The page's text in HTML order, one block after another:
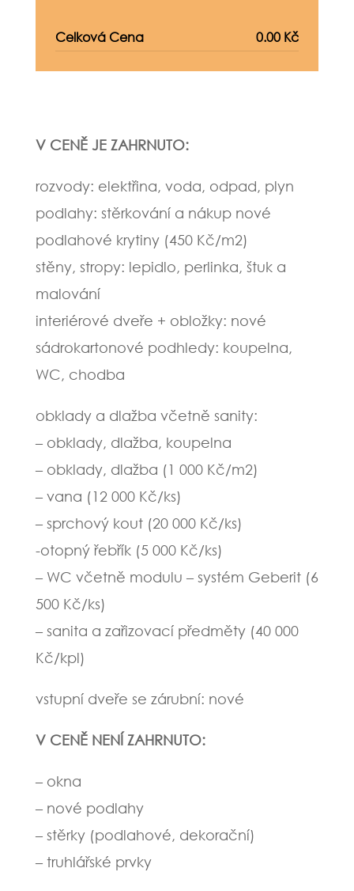
Celková Cena 0.00 Kč
V CENĚ JE ZAHRNUTO:
rozvody: elektřina, voda, odpad, plyn
podlahy: stěrkování a nákup nové
podlahové krytiny (450 Kč/m2)
stěny, stropy: lepidlo, perlinka, štuk a
malování
interiérové dveře + obložky: nové
sádrokartonové podhledy: koupelna,
WC, chodba
obklady a dlažba včetně sanity:
– obklady, dlažba, koupelna
– obklady, dlažba (1 000 Kč/m2)
– vana (12 000 Kč/ks)
– sprchový kout (20 000 Kč/ks)
-otopný řebřík (5 000 Kč/ks)
– WC včetně modulu – systém Geberit (6
500 Kč/ks)
– sanita a zařizovací předměty (40 000
Kč/kpl)
vstupní dveře se zárubní: nové
V CENĚ NENÍ ZAHRNUTO:
– okna
– nové podlahy
– stěrky (podlahové, dekorační)
– truhlářské prvky